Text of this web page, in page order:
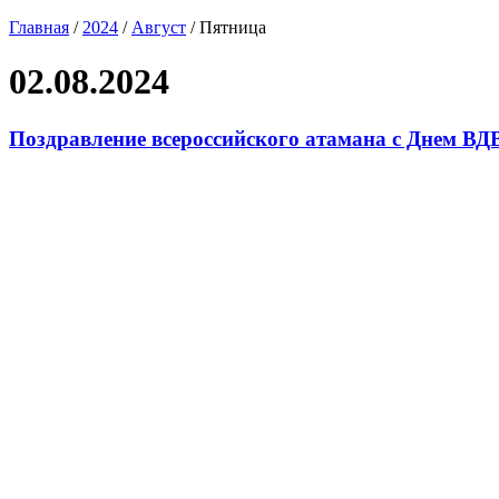
Главная / 2024 / Август /Пятница
02.08.2024
Поздравление всероссийского атамана с Днем